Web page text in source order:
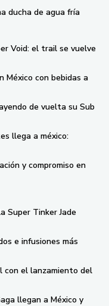
ducha de agua fría
Void: el trail se vuelve
México con bebidas a
de vuelta su Sub
llega a méxico:
y compromiso en
Super Tinker Jade
e infusiones más
con el lanzamiento del
llegan a México y